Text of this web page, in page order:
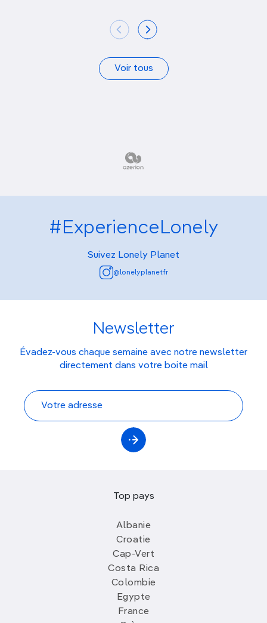
Voir tous
#ExperienceLonely
Suivez Lonely Planet
@lonelyplanetfr
Newsletter
Évadez-vous chaque semaine avec notre newsletter
directement dans votre boite mail
Top pays
Albanie
Croatie
Cap-Vert
Costa Rica
Colombie
Egypte
France